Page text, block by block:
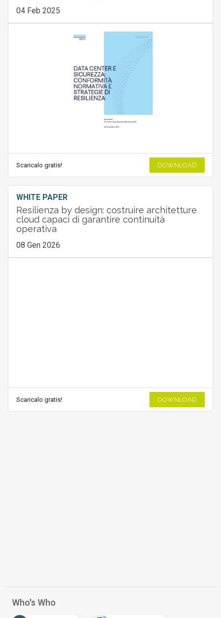
04 Feb 2025
Scaricalo gratis! DOWNLOAD
WHITE PAPER
Resilienza by design: costruire architetture
cloud capaci di garantire continuità
operativa
08 Gen 2026
Scaricalo gratis! DOWNLOAD
Who's Who